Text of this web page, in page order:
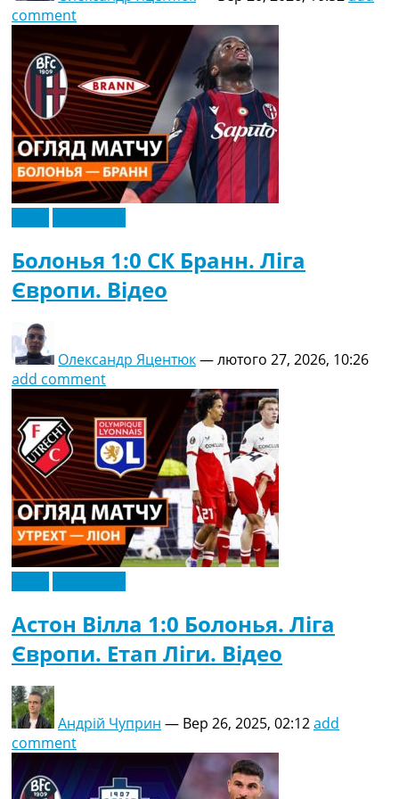
comment
Болонья 1:0 СК Бранн. Ліга
Європи. Відео
Олександр Яцентюк—лютого 27, 2026, 10:26
add comment
Астон Вілла 1:0 Болонья. Ліга
Європи. Етап Ліги. Відео
Андрій Чуприн — Вер 26, 2025, 02:12add
comment